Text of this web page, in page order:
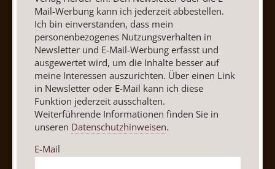
Vertrag widerrufen Abo online kündigen
Nach oben
Mail-Werbung kann ich jederzeit abbestellen.
Ich bin einverstanden, dass mein
personenbezogenes Nutzungsverhalten in
Newsletter und E-Mail-Werbung erfasst und
ausgewertet wird, um die Inhalte besser auf
meine Interessen auszurichten. Über einen Link
in Newsletter oder E-Mail kann ich diese
Funktion jederzeit ausschalten.
Weiterführende Informationen finden Sie in
unseren Datenschutzhinweisen.
E-Mail